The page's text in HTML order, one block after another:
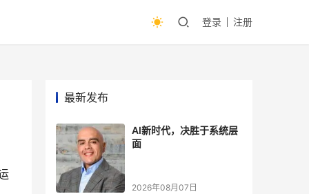
登录 注册
最新发布
AI新时代，决胜于系统层
面
2026年08月07日